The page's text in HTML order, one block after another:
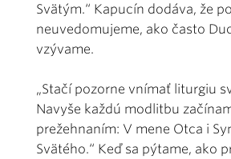
Svätým.“ Kapucín dodáva, že
neuvedomujeme, ako často
vzývame.
„Stačí pozorne vnímať liturgiu
Navyše každú modlitbu
prežehnaním: V mene Otca i
Svätého.“ Keď sa pýtame, ako